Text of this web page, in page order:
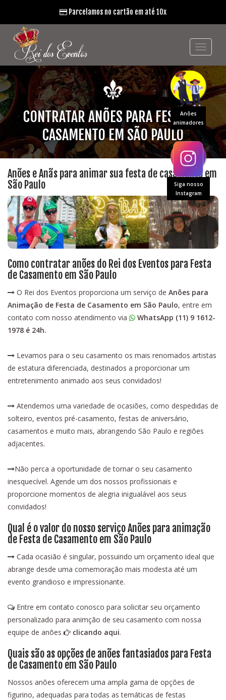
Anões
animadores
Siga nosso
Instagram
Parcelamos no cartão em até 10x
CONTRATAR ANÕES PARA FESTA DE
CASAMENTO EM SÃO PAULO
Anões e Anãs para animar sua festa de casamento em
São Paulo
Como contratar anões do Rei dos Eventos para Festa
de Casamento em São Paulo
O Rei dos Eventos proporciona um serviço de Anões para
Animação de Festa de Casamento em São Paulo, entre em
contato com nosso atendimento via
WhatsApp (11) 9 1612-
1978 é 24h.
Levamos para o seu casamento os mais renomados artistas
de estatura diferenciada, destinados a proporcionar um
entretenimento animado aos seus convidados!
Atendemos uma variedade de ocasiões, como despedidas de
solteiro, eventos pré-casamento, festas de aniversário,
casamentos e muito mais, abrangendo São Paulo e regiões
adjacentes.
Não perca a oportunidade de tornar o seu casamento
inesquecível. Agende um dos nossos profissionais e
proporcione momentos de alegria inigualável aos seus
convidados!
Qual é o valor do nosso serviço Anões para animação
de Festa de Casamento em São Paulo
Cada ocasião é singular, possuindo um orçamento ideal que
abrange desde uma comemoração mais modesta até um
evento grandioso e impressionante.
Entre em contato conosco para solicitar seu orçamento
personalizado para animção de seu casamento com nossa
equipe de anões
clicando aqui.
Quais são as opções de anões fantasiados para Festa
de Casamento em São Paulo
Nossos anões oferecem uma ampla gama de opções de
figurino, adequadas para todas as temáticas de festas